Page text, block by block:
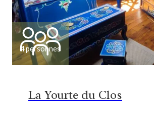
4 personnes
La Yourte du Clos